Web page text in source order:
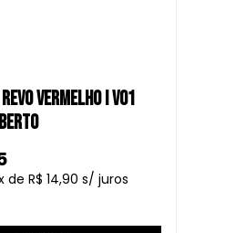
VERMELHO I V01
R$ 14,90